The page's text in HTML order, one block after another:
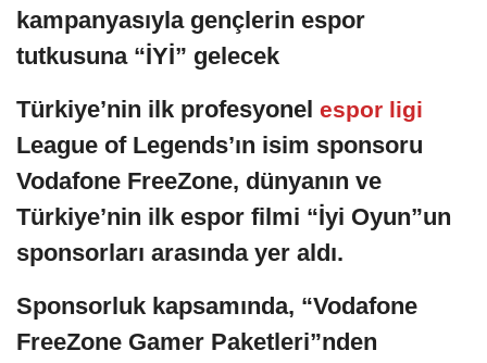
kampanyasıyla gençlerin espor
tutkusuna “İYİ” gelecek
Türkiye’nin ilk profesyonel espor ligi
League of Legends’ın isim sponsoru
Vodafone FreeZone, dünyanın ve
Türkiye’nin ilk espor filmi “İyi Oyun”un
sponsorları arasında yer aldı.
Sponsorluk kapsamında, “Vodafone
FreeZone Gamer Paketleri”nden